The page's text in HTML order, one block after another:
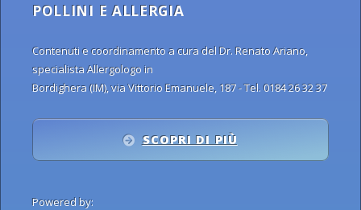
POLLINI E ALLERGIA
Contenuti e coordinamento a cura del Dr. Renato Ariano,
specialista Allergologo in
Bordighera (IM), via Vittorio Emanuele, 187 - Tel. 0184 26 32 37
SCOPRI DI PIÙ
Powered by: